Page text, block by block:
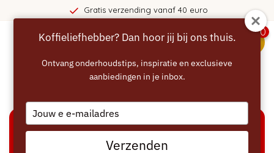
Gratis verzending vanaf 40 euro
0
Koffieliefhebber? Dan hoor jij bij ons thuis.
Ontvang onderhoudstips, inspiratie en exclusieve
aanbiedingen in je inbox.
Type
your
email
Verzenden